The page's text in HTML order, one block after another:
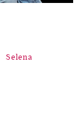
Selena